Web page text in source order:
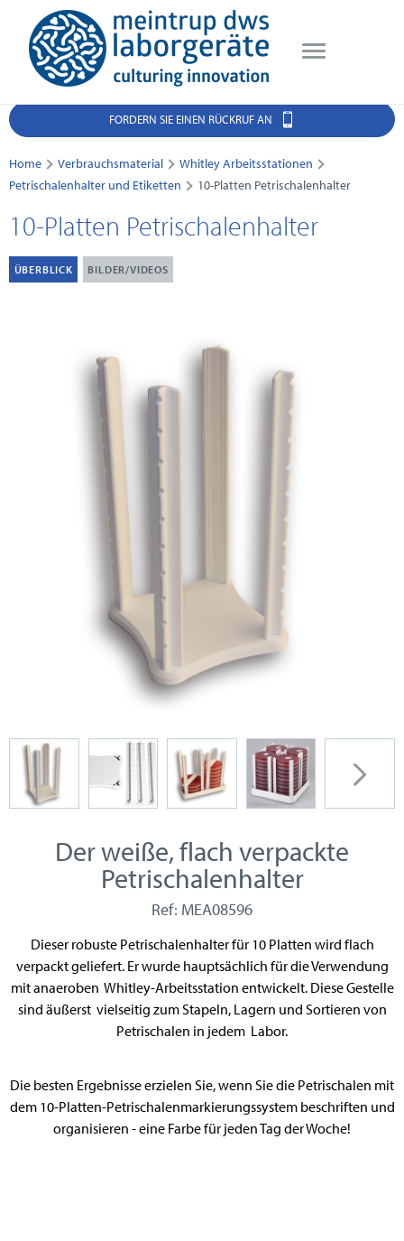
FORDERN SIE EINEN RÜCKRUF AN
Home Verbrauchsmaterial
Whitley Arbeitsstationen
Petrischalenhalter und Etiketten
10-Platten Petrischalenhalter
10-Platten Petrischalenhalter
ÜBERBLICK BILDER/VIDEOS
Der weiße, flach verpackte
Petrischalenhalter
Ref: MEA08596
Dieser robuste Petrischalenhalter für 10 Platten wird flach
verpackt geliefert. Er wurde hauptsächlich für die Verwendung
mit anaeroben Whitley-Arbeitsstation entwickelt. Diese Gestelle
sind äußerst vielseitig zum Stapeln, Lagern und Sortieren von
Petrischalen in jedem Labor.
Die besten Ergebnisse erzielen Sie, wenn Sie die Petrischalen mit
dem 10-Platten-Petrischalenmarkierungssystem beschriften und
organisieren - eine Farbe für jeden Tag der Woche!